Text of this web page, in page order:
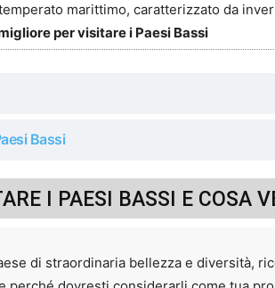
marittimo, caratterizzato da
per visitare i Paesi Bassi
Bassi
I PAESI BASSI E COSA
di straordinaria bellezza e diversità,